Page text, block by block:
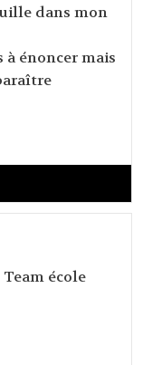
dans mon
énoncer mais
école